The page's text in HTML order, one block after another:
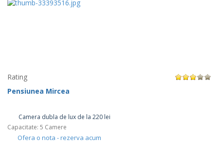
Rating
Pensiunea Mircea
Camera dubla de lux de la 220 lei
Capacitate: 5 Camere
Ofera o nota - rezerva acum